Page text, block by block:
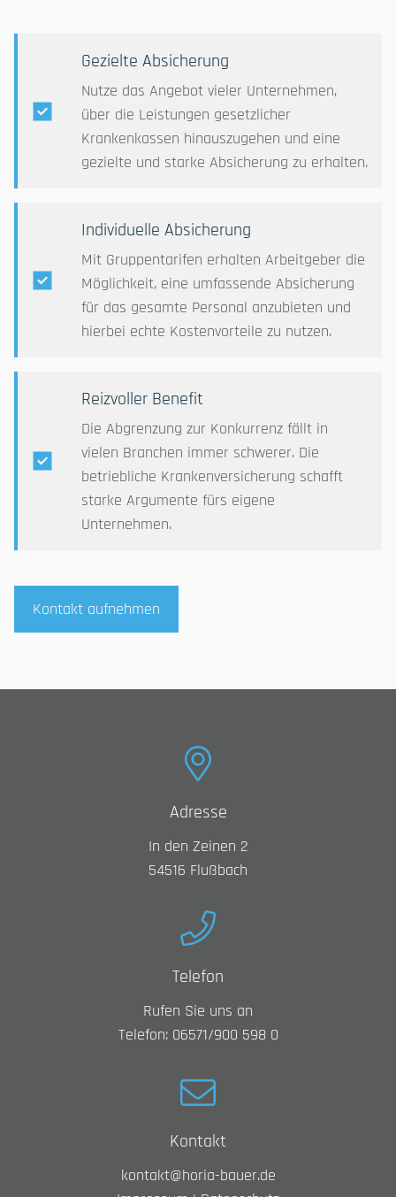
Gezielte Absicherung
Nutze das Angebot vieler Unternehmen,
über die Leistungen gesetzlicher
Krankenkassen hinauszugehen und eine
gezielte und starke Absicherung zu erhalten.
Individuelle Absicherung
Mit Gruppentarifen erhalten Arbeitgeber die
Möglichkeit, eine umfassende Absicherung
für das gesamte Personal anzubieten und
hierbei echte Kostenvorteile zu nutzen.
Reizvoller Benefit
Die Abgrenzung zur Konkurrenz fällt in
vielen Branchen immer schwerer. Die
betriebliche Krankenversicherung schafft
starke Argumente fürs eigene
Unternehmen.
Kontakt aufnehmen
Adresse
In den Zeinen 2
54516 Flußbach
Telefon
Rufen Sie uns an
Telefon: 06571/900 598 0
Kontakt
kontakt@horia-bauer.de